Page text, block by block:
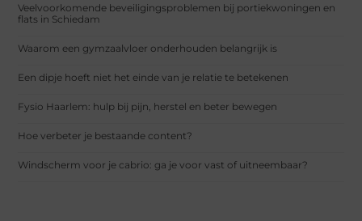
Veelvoorkomende beveiligingsproblemen bij portiekwoningen en
flats in Schiedam
Waarom een gymzaalvloer onderhouden belangrijk is
Een dipje hoeft niet het einde van je relatie te betekenen
Fysio Haarlem: hulp bij pijn, herstel en beter bewegen
Hoe verbeter je bestaande content?
Windscherm voor je cabrio: ga je voor vast of uitneembaar?